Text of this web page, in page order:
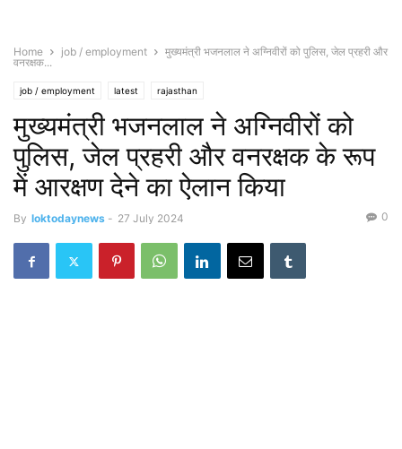
Home job / employment
मुख्यमंत्री भजनलाल ने अग्निवीरों को पुलिस, जेल प्रहरी और
वनरक्षक...
job / employment latest rajasthan
मुख्यमंत्री भजनलाल ने अग्निवीरों को
पुलिस, जेल प्रहरी और वनरक्षक के रूप
में आरक्षण देने का ऐलान किया
By loktodaynews - 27 July 2024 0